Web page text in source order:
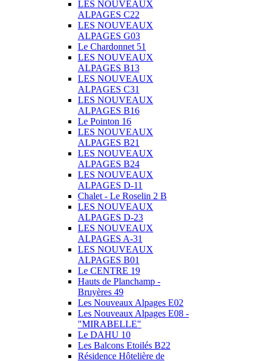
LES NOUVEAUX
ALPAGES C22
LES NOUVEAUX
ALPAGES G03
Le Chardonnet 51
LES NOUVEAUX
ALPAGES B13
LES NOUVEAUX
ALPAGES C31
LES NOUVEAUX
ALPAGES B16
Le Pointon 16
LES NOUVEAUX
ALPAGES B21
LES NOUVEAUX
ALPAGES B24
LES NOUVEAUX
ALPAGES D-11
Chalet - Le Roselin 2 B
LES NOUVEAUX
ALPAGES D-23
LES NOUVEAUX
ALPAGES A-31
LES NOUVEAUX
ALPAGES B01
Le CENTRE 19
Hauts de Planchamp -
Bruyères 49
Les Nouveaux Alpages E02
Les Nouveaux Alpages E08 -
"MIRABELLE"
Le DAHU 10
Les Balcons Etoilés B22
Résidence Hôtelière de